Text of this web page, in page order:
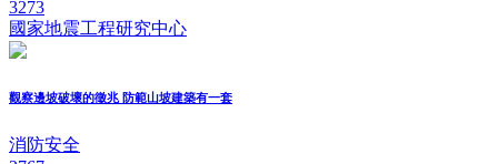
3273
國家地震工程研究中心
觀察邊坡破壞的徵兆 防範山坡建築有一套
消防安全